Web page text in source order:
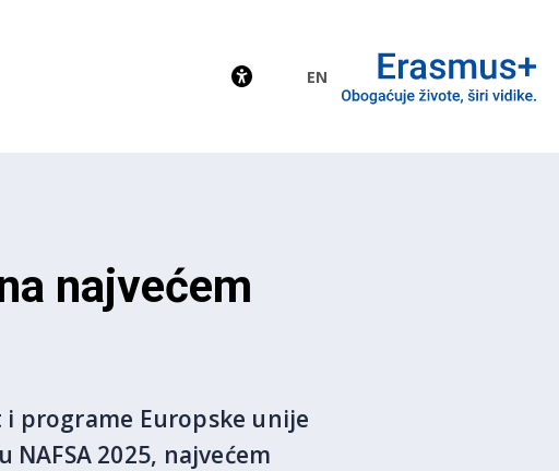
EN
najvećem
programe Europske unije
2025, najvećem